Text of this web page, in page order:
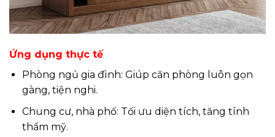
Ứng dụng thực tế
Phòng ngủ gia đình: Giúp căn phòng luôn gọn
gàng, tiện nghi.
Chung cư, nhà phố: Tối ưu diện tích, tăng tính
thẩm mỹ.